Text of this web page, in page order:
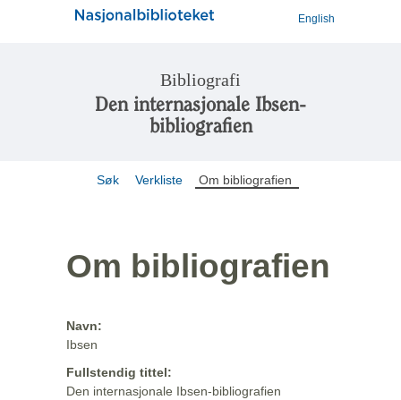
English
Bibliografi
Den internasjonale Ibsen-
bibliografien
Søk Verkliste Om bibliografien
Om bibliografien
Navn:
Ibsen
Fullstendig tittel:
Den internasjonale Ibsen-bibliografien